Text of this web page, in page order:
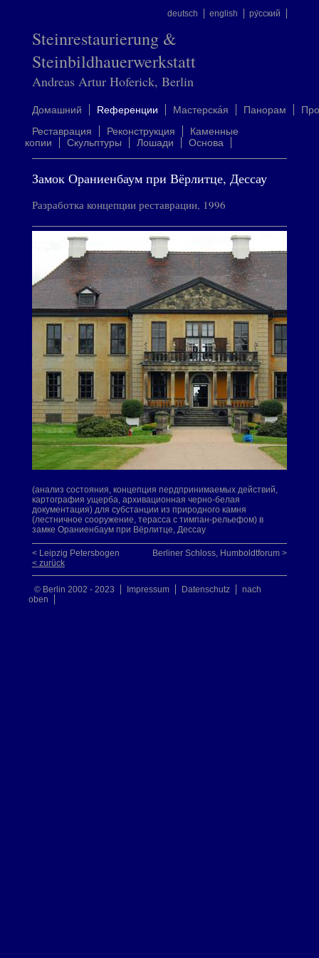
deutsch english ру́сский
Steinrestaurierung &
Steinbildhauerwerkstatt
Andreas Artur Hoferick, Berlin
Домашний Rеференции Mастерска́я Панорам
Реставрация
Реконструкция
Каменные
копии
Скульптуры Лошади Oснова
Замок Ораниенбаум при Вёрлитце, Дессау
Разработка концепции реставрации, 1996
(анализ состояния, концепция пердпринимаемых действий,
картография ущерба, архивационная черно-белая
документация) для субстанции из природного камня
(лестничное сооружение, терасса с тимпан-рельефом) в
замке Ораниенбаум при Вёрлитце, Дессау
Berliner Schloss, Humboldtforum >
< Leipzig Petersbogen
< zurück
© Berlin 2002 - 2023 Impressum Datenschutz
nach
oben